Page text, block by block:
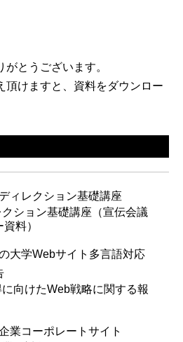
とうございます。
頂けますと、資料をダウンロー
ィレクション基礎講座
ション基礎講座（宣伝会議
料）
大学Webサイト多言語対応
向けたWeb戦略に関する報
業コーポレートサイト